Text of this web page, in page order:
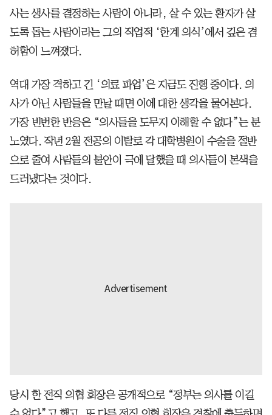
사는 생사를 결정하는 사람이 아니라, 살 수 있는 환자가 살
도록 돕는 사람이라는 그의 직업적 ‘한계 의식’에서 깊은 겸
허함이 느껴졌다.
역대 가장 격하고 긴 ‘의료 파업’은 지금도 진행 중이다. 의
사가 아닌 사람들을 만날 때면 이에 대한 생각을 물어본다.
가장 빈번한 반응은 “의사들을 도무지 이해할 수 없다”는 분
노였다. 작년 2월 전공의 이탈로 각 대학병원이 수술을 절반
으로 줄여 사람들의 불안이 극에 달했을 때 의사들이 본색을
드러냈다는 것이다.
당시 한 전직 의협 회장은 공개적으로 “정부는 의사를 이길